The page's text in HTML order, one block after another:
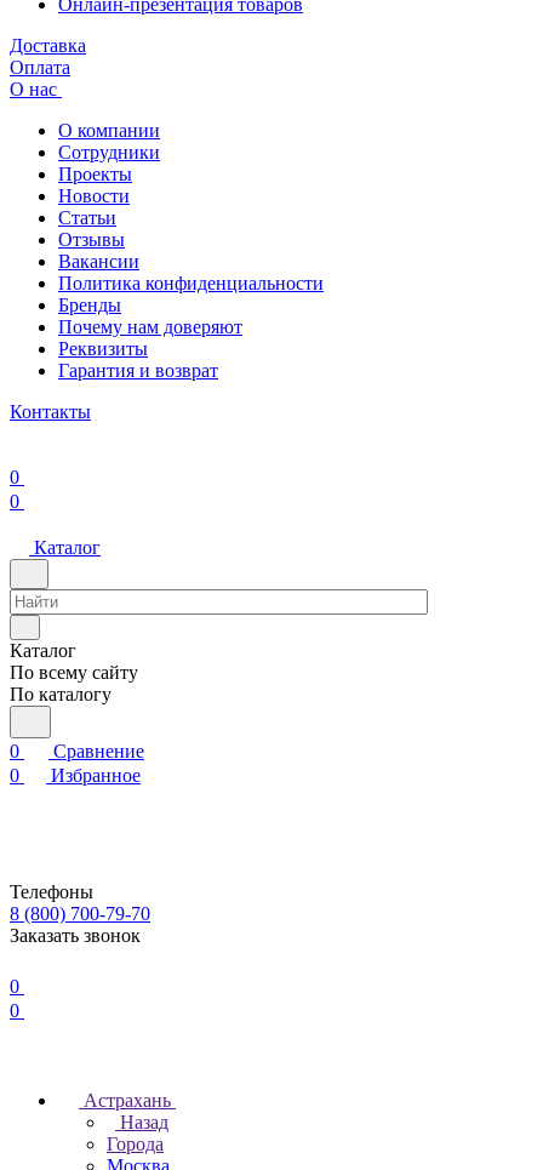
Онлайн-презентация товаров
Доставка
Оплата
О нас
О компании
Сотрудники
Проекты
Новости
Статьи
Отзывы
Вакансии
Политика конфиденциальности
Бренды
Почему нам доверяют
Реквизиты
Гарантия и возврат
Контакты
0
0
Каталог
Каталог
По всему сайту
По каталогу
0
Сравнение
0
Избранное
Телефоны
8 (800) 700-79-70
Заказать звонок
0
0
Астрахань
Назад
Города
Москва